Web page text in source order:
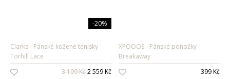
-20%
Clarks
Pánské kožené tenisky
Torhill Lace
3 199 Kč2 559 Kč
XPOOOS
Pánské ponožky
Breakaway
399 Kč